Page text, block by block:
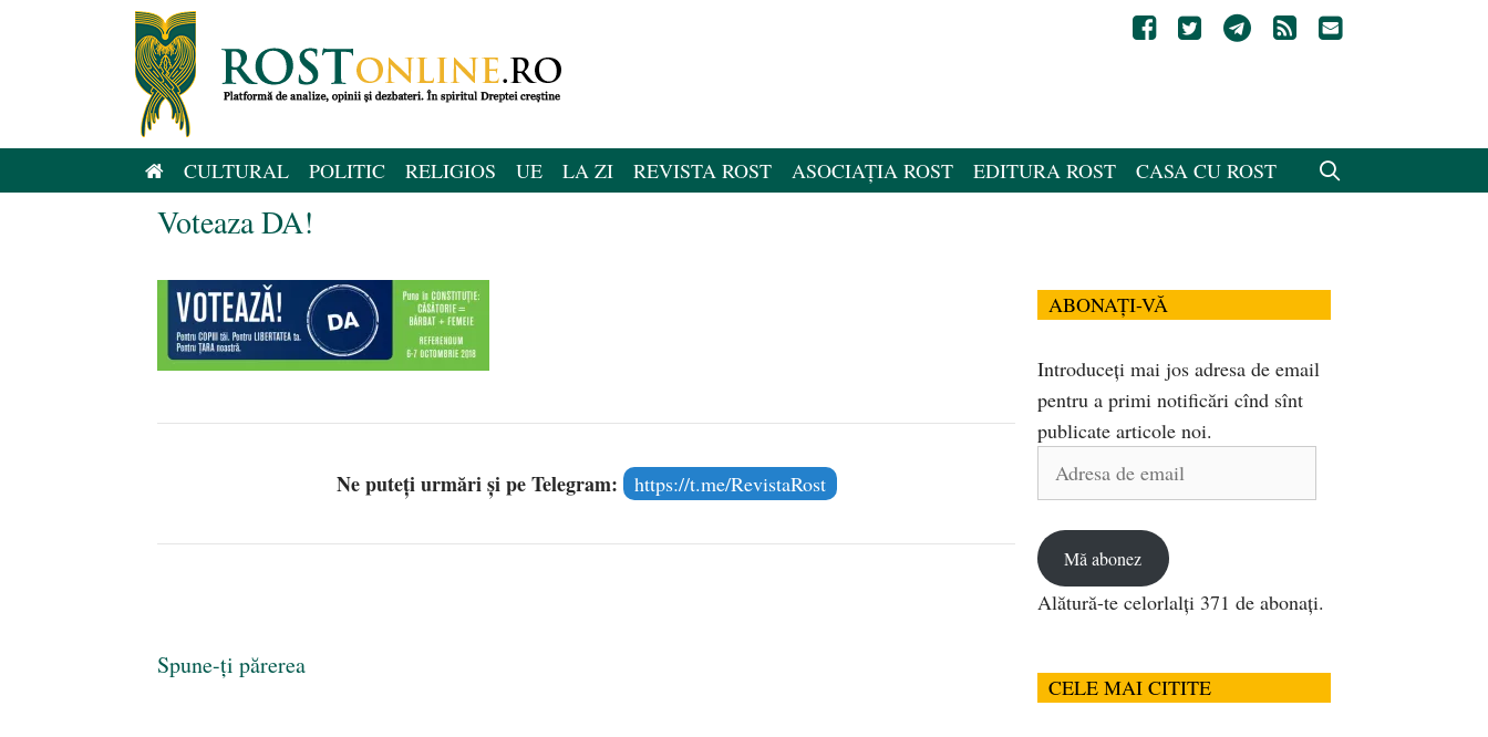
CULTURAL POLITIC RELIGIOS UE LA ZI REVISTA ROST ASOCIAȚIA ROST EDITURA ROST CASA CU ROST
Voteaza DA!
Ne puteți urmări și pe Telegram: https://t.me/RevistaRost
Spune-ți părerea
ABONAȚI-VĂ
Introduceți mai jos adresa de email
pentru a primi notificări cînd sînt
publicate articole noi.
Adresa
Mă abonez
Alătură-te celorlalți 371 de abonați.
CELE MAI CITITE